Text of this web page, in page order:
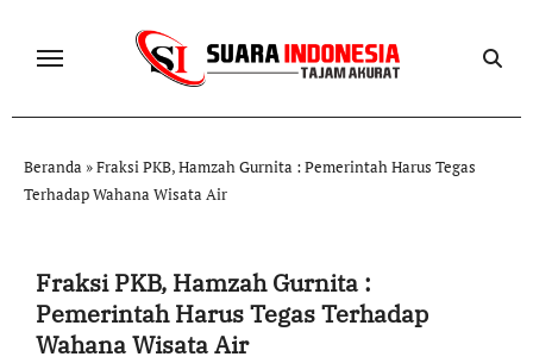
Beranda »Fraksi PKB, Hamzah Gurnita : Pemerintah Harus Tegas
Terhadap Wahana Wisata Air
Fraksi PKB, Hamzah Gurnita :
Pemerintah Harus Tegas Terhadap
Wahana Wisata Air